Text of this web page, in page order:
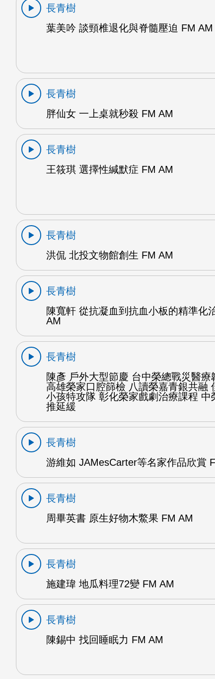
長青樹
葉美吟 談頸椎退化與脊髓壓迫 FM AM
長青樹
胖仙女 一上桌就秒殺 FM AM
長青樹
王筱琪 選擇性緘默症 FM AM
長青樹
洪侃 北投文物館創生 FM AM
長青樹
陳寬軒 從抗凝血到抗血小板的精準化
AM
長青樹
陳彥 戶外大型節慶 台中榮總戰災醫療
高雄榮家口腔篩檢 八讀榮嘉青銀共融
小孩特攻隊 彰化榮家戲劇治療課程 中
推延緩
長青樹
游維如 JAMesCarter等名家作品欣賞
長青樹
周畢英書 原生好物木鱉果 FM AM
長青樹
施建瑋 地瓜料理72變 FM AM
長青樹
陳錫中 找回睡眠力 FM AM